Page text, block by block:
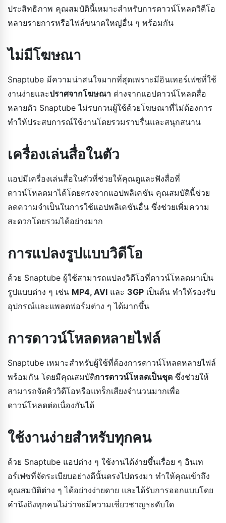
ประสิทธิภาพ คุณสมบัตินี้เหมาะสำหรับการดาวน์โหลดวิดีโอ
หลายรายการหรือไฟล์ขนาดใหญ่อื่น ๆ พร้อมกัน
ไม่มีโฆษณา
Snaptube มีความน่าสนใจมากที่สุดเพราะมีอินเทอร์เฟซที่ใช้
งานง่ายและปราศจากโฆษณา ต่างจากแอปดาวน์โหลดสื่อ
หลายตัว Snaptube ไม่รบกวนผู้ใช้ด้วยโฆษณาที่ไม่ต้องการ
ทำให้ประสบการณ์ใช้งานโดยรวมราบรื่นและสนุกสนาน
เครื่องเล่นสื่อในตัว
แอปมีเครื่องเล่นสื่อในตัวที่ช่วยให้คุณดูและฟังสื่อที่
ดาวน์โหลดมาได้โดยตรงจากแอปพลิเคชัน คุณสมบัตินี้ช่วย
ลดความจำเป็นในการใช้แอปพลิเคชันอื่น ซึ่งช่วยเพิ่มความ
สะดวกโดยรวมได้อย่างมาก
การแปลงรูปแบบวิดีโอ
ด้วย Snaptube ผู้ใช้สามารถแปลงวิดีโอที่ดาวน์โหลดมาเป็น
รูปแบบต่าง ๆ เช่น MP4, AVI และ 3GP เป็นต้น ทำให้รองรับ
อุปกรณ์และแพลตฟอร์มต่าง ๆ ได้มากขึ้น
การดาวน์โหลดหลายไฟล์
Snaptube เหมาะสำหรับผู้ใช้ที่ต้องการดาวน์โหลดหลายไฟล์
พร้อมกัน โดยมีคุณสมบัติการดาวน์โหลดเป็นชุด ซึ่งช่วยให้
สามารถจัดคิววิดีโอหรือแทร็กเสียงจำนวนมากเพื่อ
ดาวน์โหลดต่อเนื่องกันได้
ใช้งานง่ายสำหรับทุกคน
ด้วย Snaptube แอปต่าง ๆ ใช้งานได้ง่ายขึ้นเรื่อย ๆ อินเท
อร์เฟซที่จัดระเบียบอย่างดีนั้นตรงไปตรงมา ทำให้คุณเข้าถึง
คุณสมบัติต่าง ๆ ได้อย่างง่ายดาย และได้รับการออกแบบโดย
คำนึงถึงทุกคนไม่ว่าจะมีความเชี่ยวชาญระดับใด